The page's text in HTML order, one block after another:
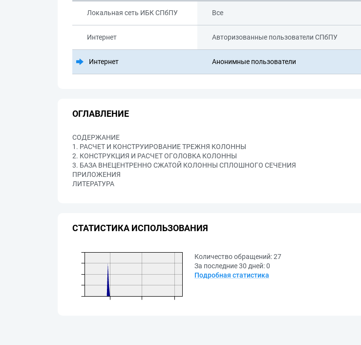
Локальная сеть ИБК СПбПУ Все
Интернет Авторизованные пользователи СПбПУ
Интернет Анонимные пользователи
ОГЛАВЛЕНИЕ
СОДЕРЖАНИЕ
1. РАСЧЕТ И КОНСТРУИРОВАНИЕ ТРЕЖНЯ КОЛОННЫ
2. КОНСТРУКЦИЯ И РАСЧЕТ ОГОЛОВКА КОЛОННЫ
3. БАЗА ВНЕЦЕНТРЕННО СЖАТОЙ КОЛОННЫ СПЛОШНОГО СЕЧЕНИЯ
ПРИЛОЖЕНИЯ
ЛИТЕРАТУРА
СТАТИСТИКА ИСПОЛЬЗОВАНИЯ
Количество обращений:27
За последние 30 дней:0
Подробная статистика